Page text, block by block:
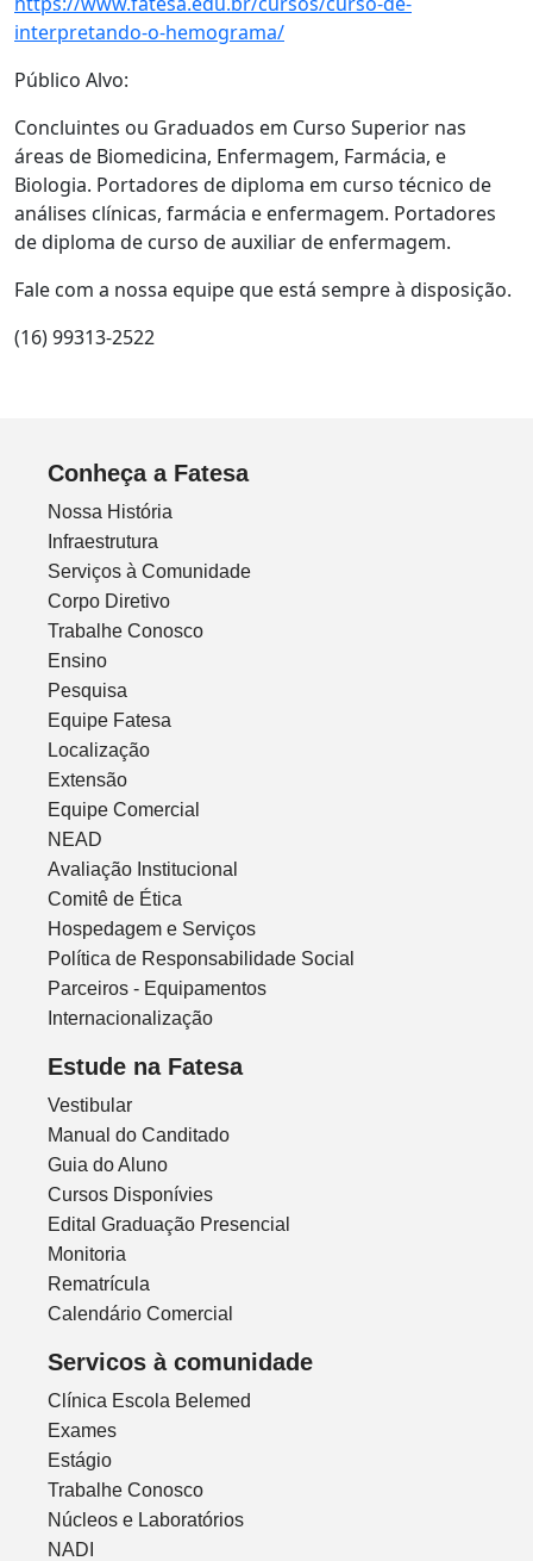
interpretando-o-hemograma/
Público Alvo:
Concluintes ou Graduados em Curso Superior nas
áreas de Biomedicina, Enfermagem, Farmácia, e
Biologia. Portadores de diploma em curso técnico de
análises clínicas, farmácia e enfermagem. Portadores
de diploma de curso de auxiliar de enfermagem.
Fale com a nossa equipe que está sempre à disposição.
(16) 99313-2522
Conheça a Fatesa
Nossa História
Infraestrutura
Serviços à Comunidade
Corpo Diretivo
Trabalhe Conosco
Ensino
Pesquisa
Equipe Fatesa
Localização
Extensão
Equipe Comercial
NEAD
Avaliação Institucional
Comitê de Ética
Hospedagem e Serviços
Política de Responsabilidade Social
Parceiros - Equipamentos
Internacionalização
Estude na Fatesa
Vestibular
Manual do Canditado
Guia do Aluno
Cursos Disponívies
Edital Graduação Presencial
Monitoria
Rematrícula
Calendário Comercial
Servicos à comunidade
Clínica Escola Belemed
Exames
Estágio
Trabalhe Conosco
Núcleos e Laboratórios
NADI